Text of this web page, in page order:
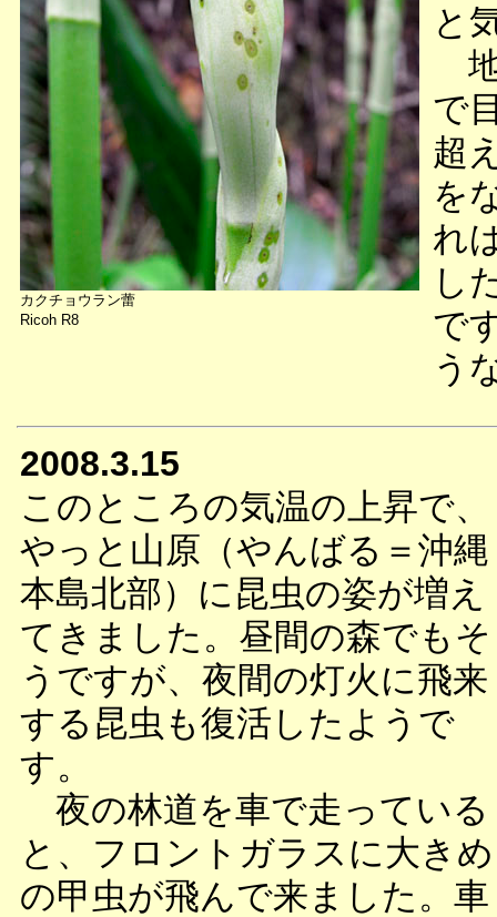
カクチョウラン蕾
Ricoh R8
と
地
で
超
を
れ
し
で
う
2008.3.15
このところの気温の上昇で、
やっと山原（やんばる＝沖縄
本島北部）に昆虫の姿が増え
てきました。昼間の森でもそ
うですが、夜間の灯火に飛来
する昆虫も復活したようで
す。
夜の林道を車で走っている
と、フロントガラスに大きめ
の甲虫が飛んで来ました。車